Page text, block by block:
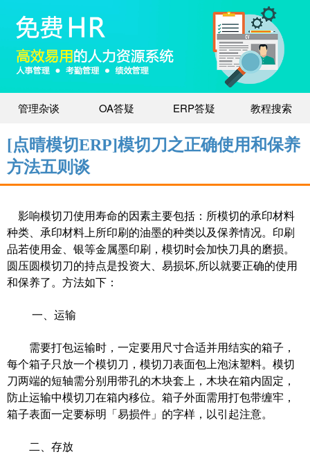
管理杂谈 OA答疑 ERP答疑 教程搜索
[点晴模切ERP]模切刀之正确使用和保养
方法五则谈
影响模切刀使用寿命的因素主要包括：所模切的承印材料
种类、承印材料上所印刷的油墨的种类以及保养情况。印刷
品若使用金、银等金属墨印刷，模切时会加快刀具的磨损。
圆压圆模切刀的持点是投资大、易损坏,所以就要正确的使用
和保养了。方法如下：
一、运输
需要打包运输时，一定要用尺寸合适并用结实的箱子，
每个箱子只放一个模切刀，模切刀表面包上泡沫塑料。模切
刀两端的短轴需分别用带孔的木块套上，木块在箱内固定，
防止运输中模切刀在箱内移位。箱子外面需用打包带缠牢，
箱子表面一定要标明「易损件」的字样，以引起注意。
二、存放